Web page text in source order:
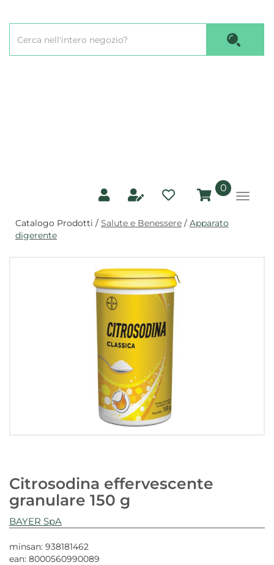
principale
Prodotto
0prodotti
inseriti
Catalogo Prodotti / Salute e Benessere / Apparato
digerente
Citrosodina effervescente
granulare 150 g
BAYER SpA
minsan: 938181462
ean: 8000560990089